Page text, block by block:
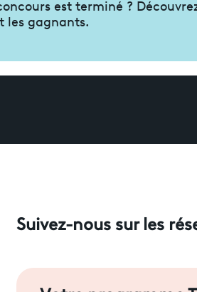
est terminé ?
les gagnants.
Suivez-nous sur les